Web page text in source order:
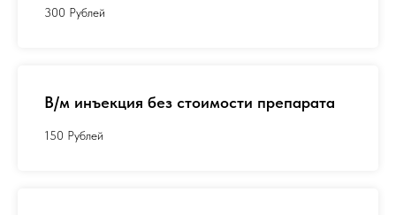
300 Рублей
В/м инъекция без стоимости препарата
150 Рублей